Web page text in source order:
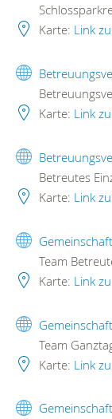
Karte: Link
Karte: Link
Betreutes
Karte: Link
Team
Karte: Link
Team
Karte: Link